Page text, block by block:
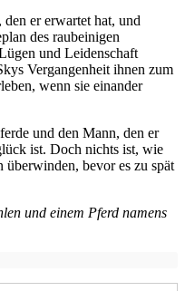
er erwartet hat, und
des raubeinigen
und Leidenschaft
Vergangenheit ihnen zum
wenn sie einander
und den Mann, den er
ist. Doch nichts ist, wie
überwinden, bevor es zu spät
und einem Pferd namens